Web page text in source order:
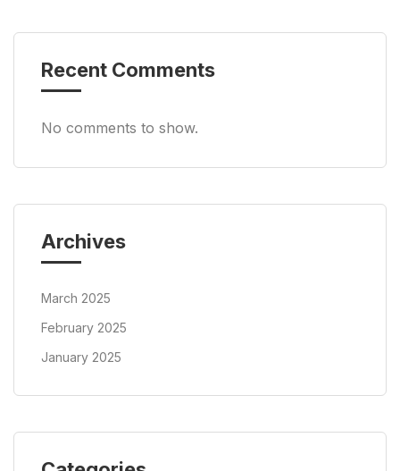
Recent Comments
No comments to show.
Archives
March 2025
February 2025
January 2025